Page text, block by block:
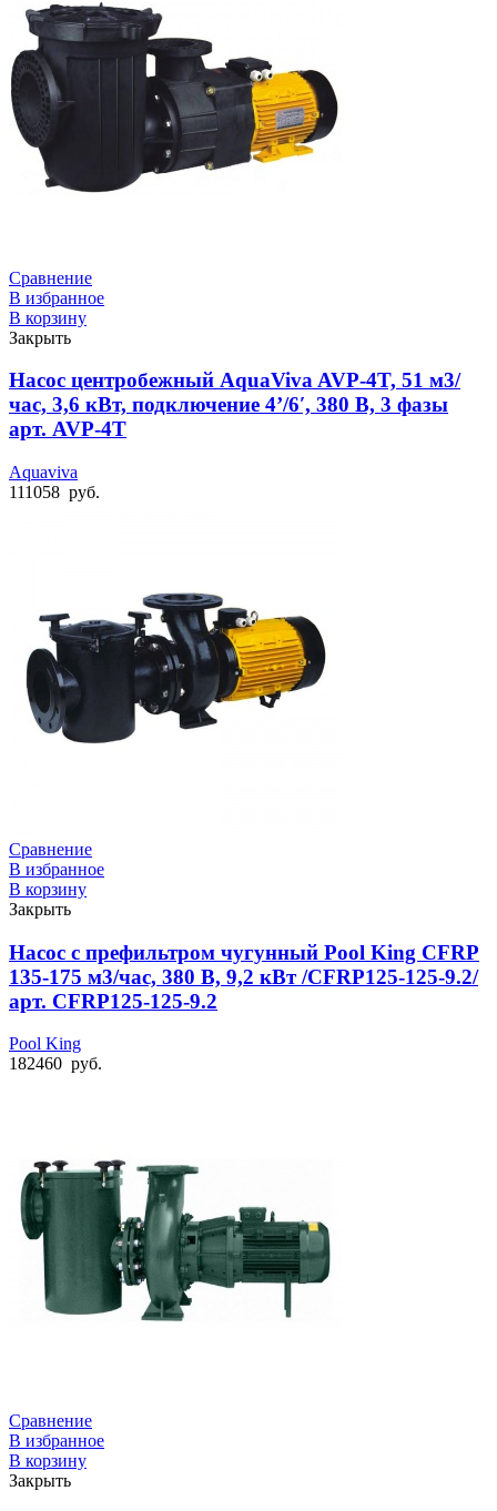
Сравнение
В избранное
В корзину
Закрыть
Насос центробежный AquaViva AVP-4T, 51 м3/
час, 3,6 кВт, подключение 4’/6′, 380 В, 3 фазы
арт. AVP-4T
Aquaviva
111058 руб.
Сравнение
В избранное
В корзину
Закрыть
Насос с префильтром чугунный Pool King CFRP
135-175 м3/час, 380 В, 9,2 кВт /CFRP125-125-9.2/
арт. CFRP125-125-9.2
Pool King
182460 руб.
Сравнение
В избранное
В корзину
Закрыть